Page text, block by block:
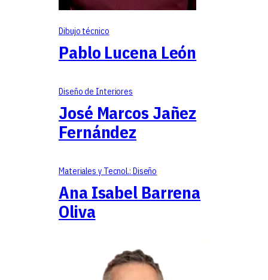
Dibujo técnico
Pablo Lucena León
Diseño de Interiores
José Marcos Jañez
Fernández
Materiales y Tecnol.: Diseño
Ana Isabel Barrena
Oliva